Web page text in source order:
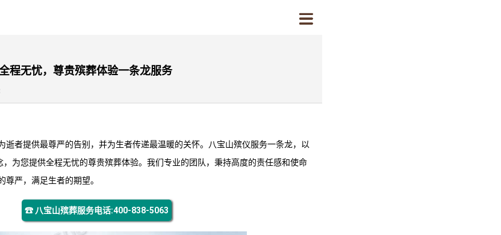
程无忧，尊贵殡葬体验一条龙服务
逝者提供最尊严的告别，并为生者传递最温暖的关怀。 八宝山殡仪服务一条龙，以
，为您提供全程无忧的尊贵殡葬体验。我们专业的团队，秉持高度的责任感和使命
严，满足生者的期望。
☎ 八宝山殡葬服务电话:400-838-5063